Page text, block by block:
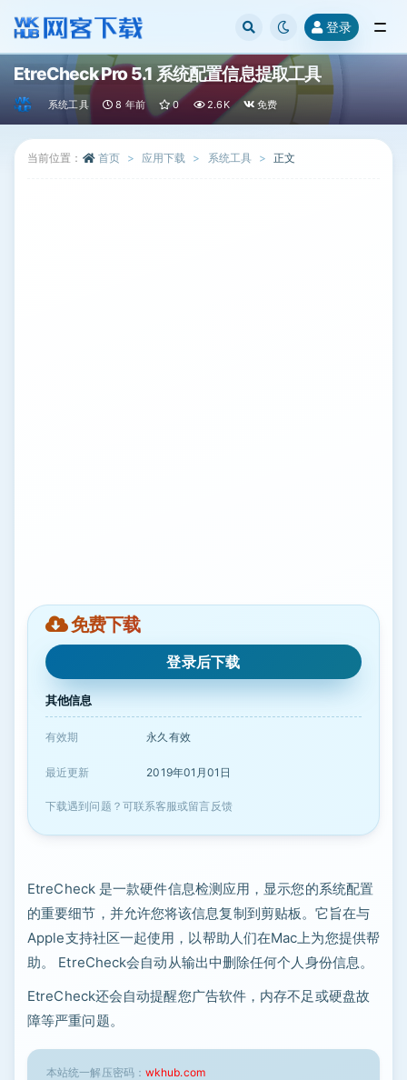
登录
EtreCheck Pro 5.1 系统配置信息提取工具
系统工具 8 年前 0 2.6K 免费
当前位置： 首页 应用下载 系统工具 正文
免费下载
登录后下载
其他信息
有效期 永久有效
最近更新 2019年01月01日
下载遇到问题？可联系客服或留言反馈
EtreCheck 是一款硬件信息检测应用，显示您的系统配置
的重要细节，并允许您将该信息复制到剪贴板。它旨在与
Apple支持社区一起使用，以帮助人们在Mac上为您提供帮
助。 EtreCheck会自动从输出中删除任何个人身份信息。
EtreCheck还会自动提醒您广告软件，内存不足或硬盘故
障等严重问题。
本站统一解压密码： wkhub.com
全部